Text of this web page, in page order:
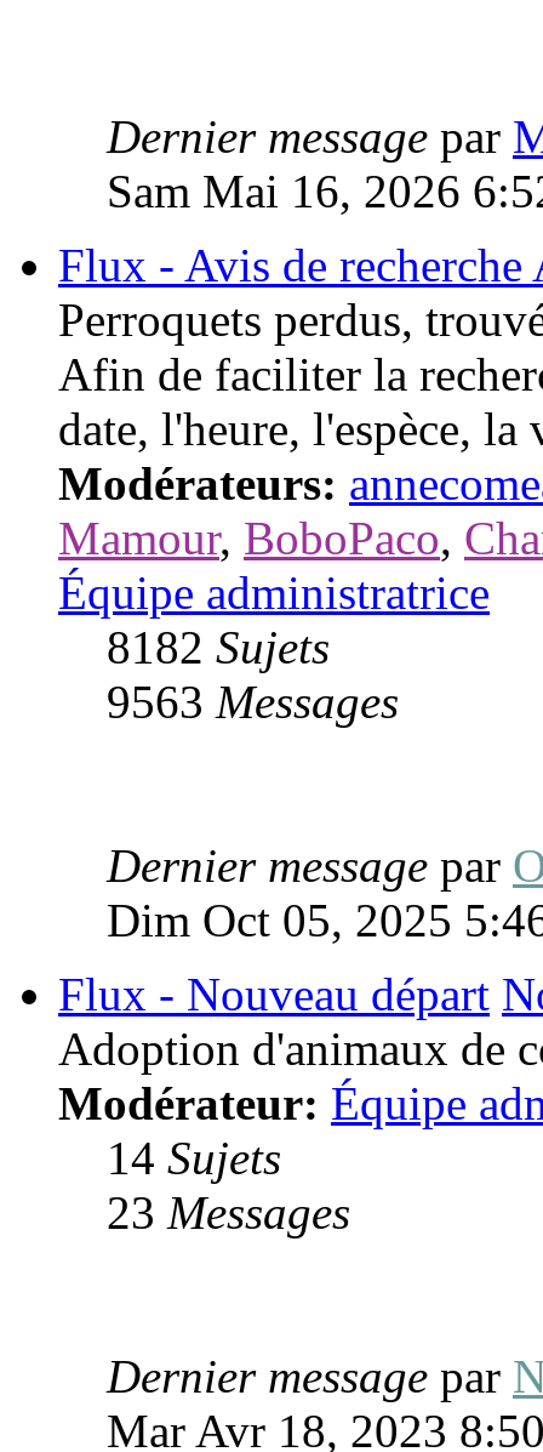
Dernier message par
Sam Mai 16, 2026
Flux - Avis de recherche
Perroquets perdus,
Afin de faciliter la
date, l'heure, l'espèce,
Modérateurs:
Mamour, BoboPaco,
Équipe administratrice
8182 Sujets
9563 Messages
Dernier message par
Dim Oct 05, 2025
Flux - Nouveau départ
Adoption d'animaux de
Modérateur: Équipe
14 Sujets
23 Messages
Dernier message par
Mar Avr 18, 2023